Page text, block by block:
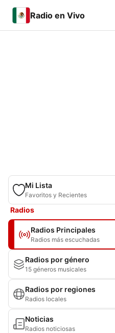
Radio en Vivo
Mi Lista
Favoritos y Recientes
Radios
Radios Principales
Radios más escuchadas
Radios por género
15 géneros musicales
Radios por regiones
Radios locales
Noticias
Radios noticiosas